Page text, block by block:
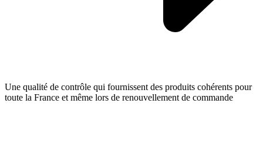
Une qualité de contrôle qui fournissent des produits cohérents pour
toute la France et même lors de renouvellement de commande